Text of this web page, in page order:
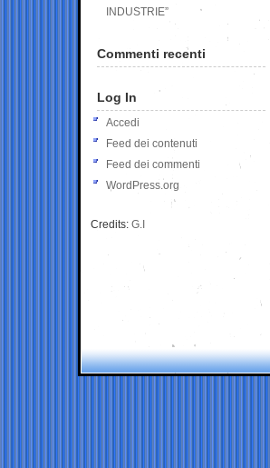
INDUSTRIE”
Commenti recenti
Log In
Accedi
Feed dei contenuti
Feed dei commenti
WordPress.org
Credits: G.I